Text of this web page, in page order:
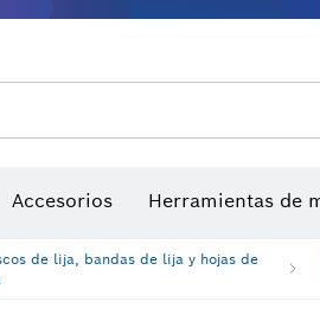
Accesorios Herramientas de
de lija, bandas de lija y hojas de